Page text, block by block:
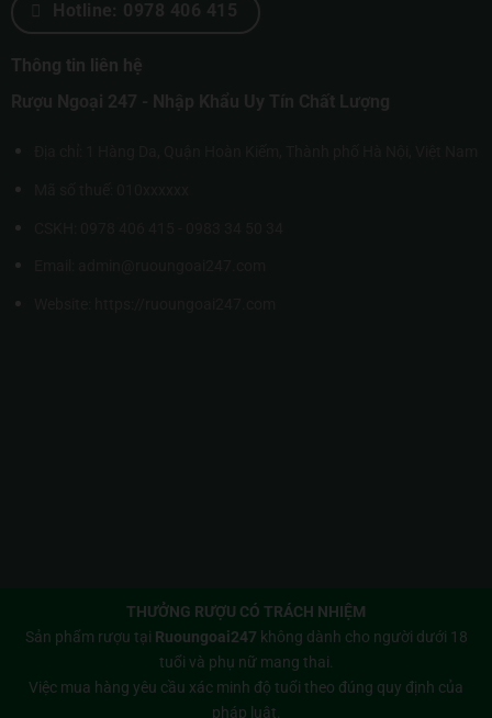
Hotline: 0978 406 415
Thông tin liên hệ
Rượu Ngoại 247 - Nhập Khẩu Uy Tín Chất Lượng
THƯỞNG RƯỢU CÓ TRÁCH NHIỆM
Sản phẩm rượu tại Ruoungoai247 không dành cho người dưới 18
tuổi và phụ nữ mang thai.
Việc mua hàng yêu cầu xác minh độ tuổi theo đúng quy định của
pháp luật.